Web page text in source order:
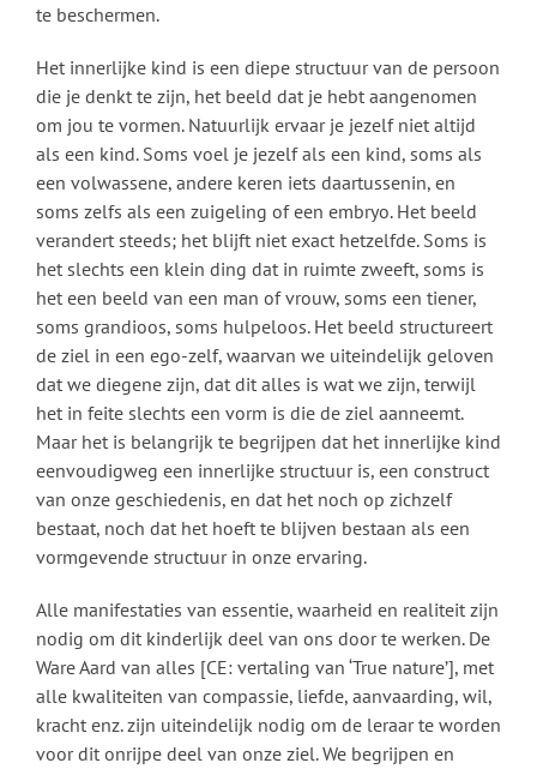
te beschermen.
Het innerlijke kind is een diepe structuur van de persoon
die je denkt te zijn, het beeld dat je hebt aangenomen
om jou te vormen. Natuurlijk ervaar je jezelf niet altijd
als een kind. Soms voel je jezelf als een kind, soms als
een volwassene, andere keren iets daartussenin, en
soms zelfs als een zuigeling of een embryo. Het beeld
verandert steeds; het blijft niet exact hetzelfde. Soms is
het slechts een klein ding dat in ruimte zweeft, soms is
het een beeld van een man of vrouw, soms een tiener,
soms grandioos, soms hulpeloos. Het beeld structureert
de ziel in een ego-zelf, waarvan we uiteindelijk geloven
dat we diegene zijn, dat dit alles is wat we zijn, terwijl
het in feite slechts een vorm is die de ziel aanneemt.
Maar het is belangrijk te begrijpen dat het innerlijke kind
eenvoudigweg een innerlijke structuur is, een construct
van onze geschiedenis, en dat het noch op zichzelf
bestaat, noch dat het hoeft te blijven bestaan als een
vormgevende structuur in onze ervaring.
Alle manifestaties van essentie, waarheid en realiteit zijn
nodig om dit kinderlijk deel van ons door te werken. De
Ware Aard van alles [CE: vertaling van ‘True nature’], met
alle kwaliteiten van compassie, liefde, aanvaarding, wil,
kracht enz. zijn uiteindelijk nodig om de leraar te worden
voor dit onrijpe deel van onze ziel. We begrijpen en